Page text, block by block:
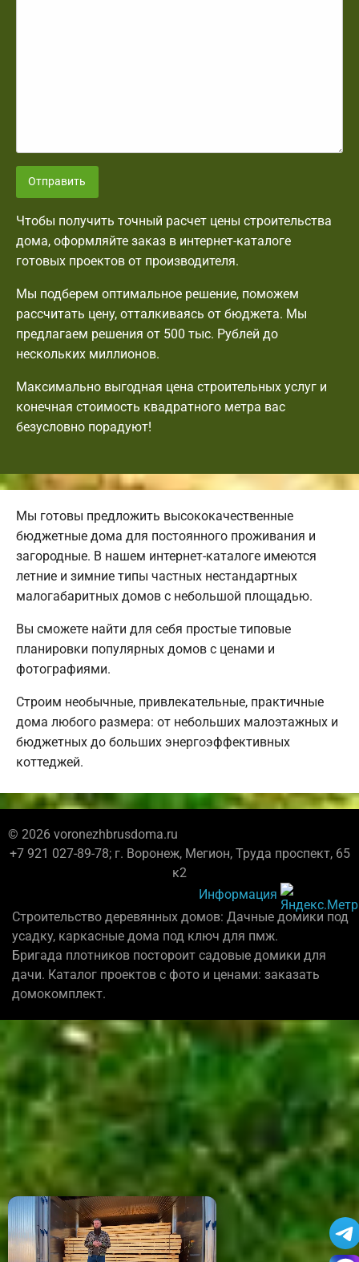
Отправить
Чтобы получить точный расчет цены строительства
дома, оформляйте заказ в интернет-каталоге
готовых проектов от производителя.
Мы подберем оптимальное решение, поможем
рассчитать цену, отталкиваясь от бюджета. Мы
предлагаем решения от 500 тыс. Рублей до
нескольких миллионов.
Максимально выгодная цена строительных услуг и
конечная стоимость квадратного метра вас
безусловно порадуют!
Мы готовы предложить высококачественные
бюджетные дома для постоянного проживания и
загородные. В нашем интернет-каталоге имеются
летние и зимние типы частных нестандартных
малогабаритных домов с небольшой площадью.
Вы сможете найти для себя простые типовые
планировки популярных домов с ценами и
фотографиями.
Строим необычные, привлекательные, практичные
дома любого размера: от небольших малоэтажных и
бюджетных до больших энергоэффективных
коттеджей.
© 2026 voronezhbrusdoma.ru
+7 921 027-89-78; г. Воронеж, Мегион, Труда проспект, 65
к2
Информация
Строительство деревянных домов: Дачные домики под
усадку, каркасные дома под ключ для пмж.
Бригада плотников постороит садовые домики для
дачи. Каталог проектов с фото и ценами: заказать
домокомплект.